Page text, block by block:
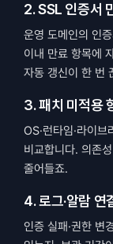
2. SSL 인증서
운영 도메인의 인
이내 만료 항목에
자동 갱신이 한 번
3. 패치 미적용
OS·런타임·라이
비교합니다. 의존
줄어들죠.
4. 로그·알람 연
인증 실패·권한 변